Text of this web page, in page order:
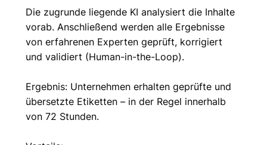
Die zugrunde liegende KI analysiert die Inhalte
vorab. Anschließend werden alle Ergebnisse
von erfahrenen Experten geprüft, korrigiert
und validiert (Human-in-the-Loop).
Ergebnis: Unternehmen erhalten geprüfte und
übersetzte Etiketten – in der Regel innerhalb
von 72 Stunden.